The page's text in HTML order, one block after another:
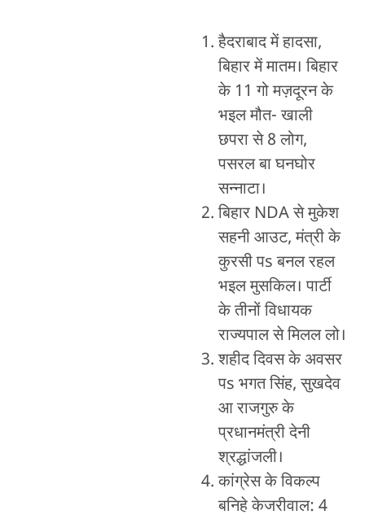
हैदराबाद में हादसा,
बिहार में मातम। बिहार
के 11 गो मज़दूरन के
भइल मौत- खाली
छपरा से 8 लोग,
पसरल बा घनघोर
सन्नाटा।
बिहार NDA से मुकेश
सहनी आउट, मंत्री के
कुरसी पs बनल रहल
भइल मुसकिल। पार्टी
के तीनों विधायक
राज्यपाल से मिलल लो।
शहीद दिवस के अवसर
पs भगत सिंह, सुखदेव
आ राजगुरु के
प्रधानमंत्री देनी
श्रद्धांजली।
कांग्रेस के विकल्प
बनिहे केजरीवाल: 4